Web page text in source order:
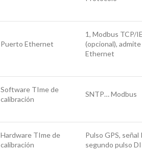
Puerto Ethernet
1, Modbus TCP/
(opcional),
Ethernet
Software TIme de
calibración
SNTP… Modbus
Hardware TIme de
calibración
Pulso GPS, señal
segundo pulso DI